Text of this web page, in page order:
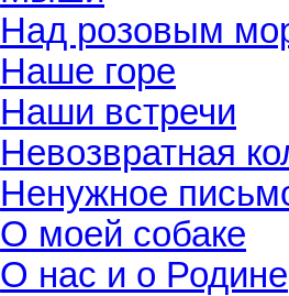
Над розовым
Наше горе
Наши встречи
Невозвратная
Ненужное
О моей собаке
О нас и о Родине